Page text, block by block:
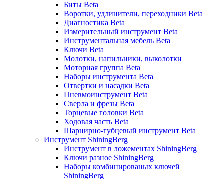
Биты Beta
Воротки, удлинители, переходники Beta
Диагностика Beta
Измерительный инструмент Beta
Инструментальная мебель Beta
Ключи Beta
Молотки, напильники, выколотки
Моторная группа Beta
Наборы инструмента Beta
Отвертки и насадки Beta
Пневмоинструмент Beta
Сверла и фрезы Beta
Торцевые головки Beta
Ходовая часть Beta
Шарнирно-губцевый инструмент Beta
Инструмент ShiningBerg
Инструмент в ложементах ShiningBerg
Ключи разное ShiningBerg
Наборы комбинированых ключей
ShiningBerg